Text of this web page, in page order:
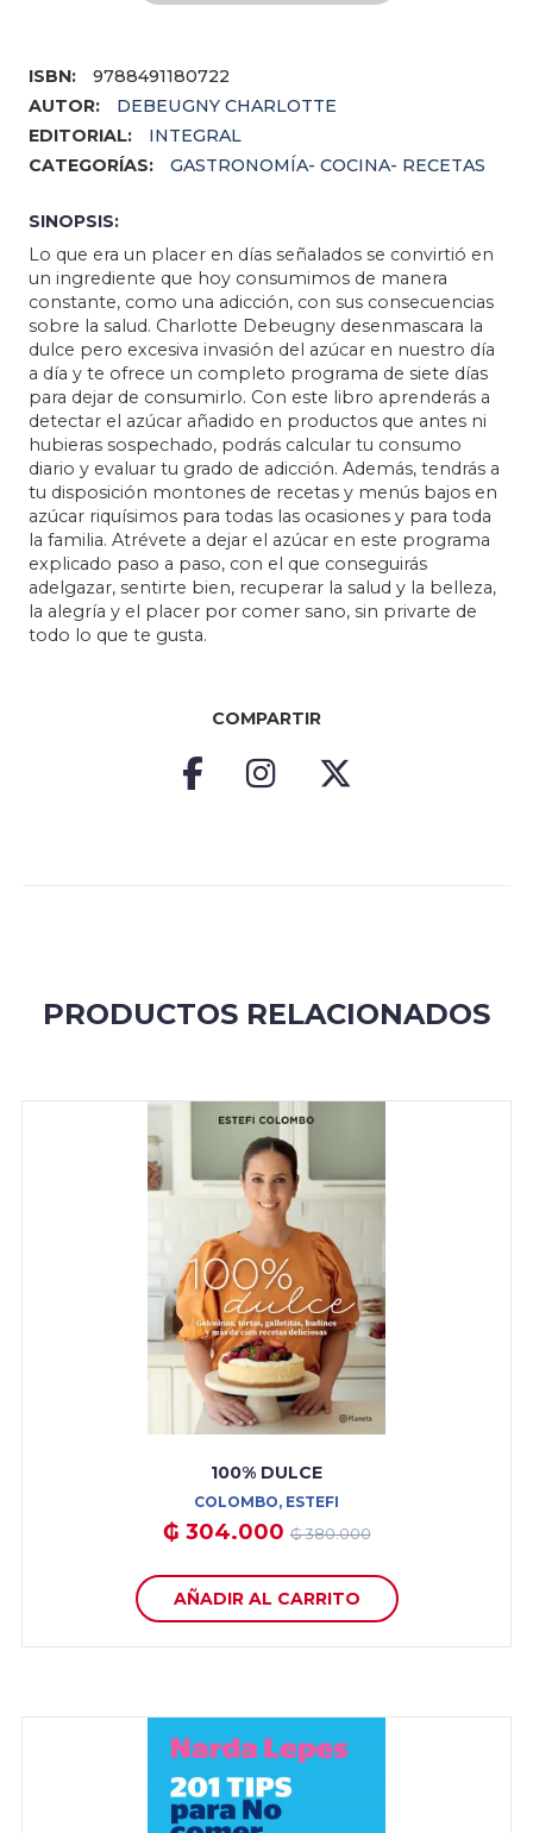
ISBN:
9788491180722
AUTOR:
DEBEUGNY CHARLOTTE
EDITORIAL:
INTEGRAL
CATEGORÍAS:
GASTRONOMÍA- COCINA- RECETAS
SINOPSIS:
Lo que era un placer en días señalados se convirtió en
un ingrediente que hoy consumimos de manera
constante, como una adicción, con sus consecuencias
sobre la salud. Charlotte Debeugny desenmascara la
dulce pero excesiva invasión del azúcar en nuestro día
a día y te ofrece un completo programa de siete días
para dejar de consumirlo. Con este libro aprenderás a
detectar el azúcar añadido en productos que antes ni
hubieras sospechado, podrás calcular tu consumo
diario y evaluar tu grado de adicción. Además, tendrás a
tu disposición montones de recetas y menús bajos en
azúcar riquísimos para todas las ocasiones y para toda
la familia. Atrévete a dejar el azúcar en este programa
explicado paso a paso, con el que conseguirás
adelgazar, sentirte bien, recuperar la salud y la belleza,
la alegría y el placer por comer sano, sin privarte de
todo lo que te gusta.
COMPARTIR
PRODUCTOS RELACIONADOS
100% DULCE
COLOMBO, ESTEFI
₲ 304.000₲ 380.000
AÑADIR AL CARRITO